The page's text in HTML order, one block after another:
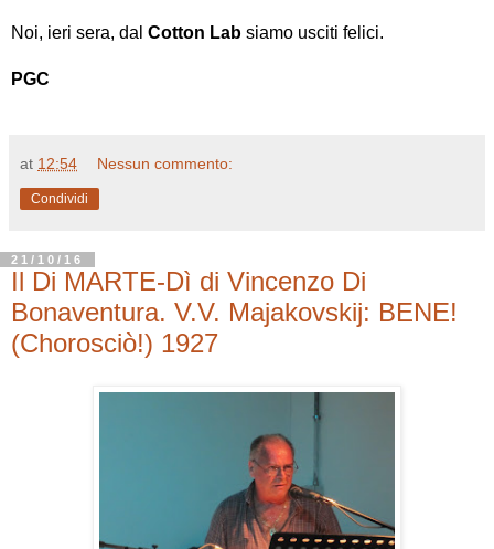
Noi, ieri sera, dal Cotton Lab siamo usciti felici.
PGC
at 12:54 Nessun commento:
Condividi
21/10/16
Il Di MARTE-Dì di Vincenzo Di
Bonaventura. V.V. Majakovskij: BENE!
(Chorosciò!) 1927